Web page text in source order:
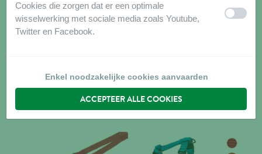
HALSBAND CLASSIC
Beschikbaar in 22 Varianten
LEIBAND CLASSIC
Cookies die zorgen dat er een optimale
wisselwerking met sociale media zoals Youtube,
Twitter en Facebook.
uit aan
Enkel noodzakelijke cookies aanvaarden
ACCEPTEER ALLE COOKIES